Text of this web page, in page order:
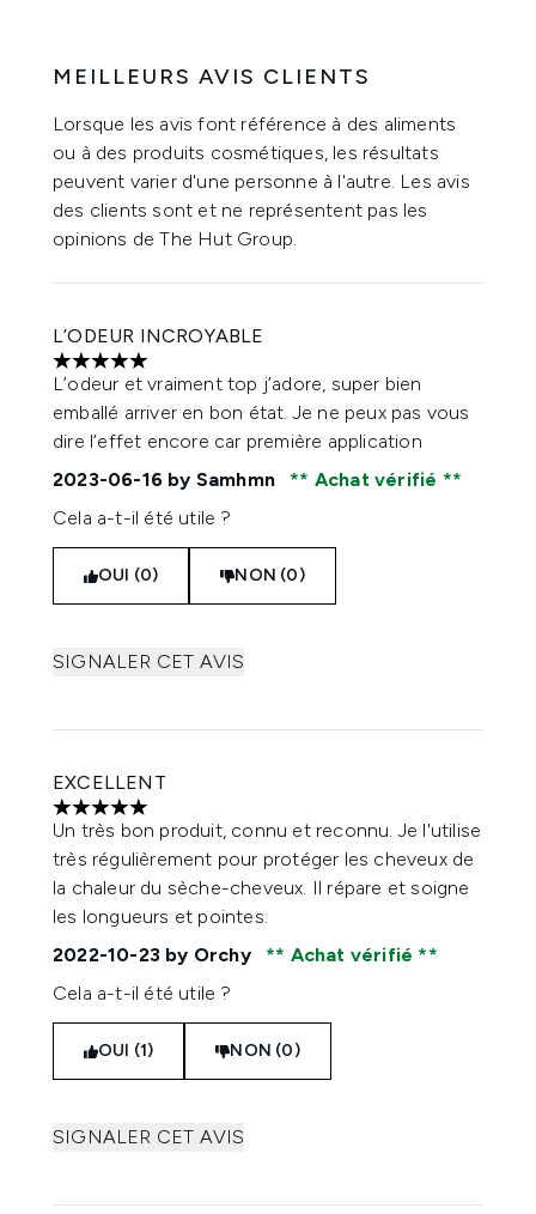
MEILLEURS AVIS CLIENTS
Lorsque les avis font référence à des aliments
ou à des produits cosmétiques, les résultats
peuvent varier d'une personne à l'autre. Les avis
des clients sont et ne représentent pas les
opinions de The Hut Group.
L’ODEUR INCROYABLE
5 étoiles sur un maximum de 5
L’odeur et vraiment top j’adore, super bien
emballé arriver en bon état. Je ne peux pas vous
dire l’effet encore car première application
2023-06-16 by Samhmn
Achat vérifié
Cela a-t-il été utile ?
OUI (0) NON (0)
SIGNALER CET AVIS
EXCELLENT
5 étoiles sur un maximum de 5
Un très bon produit, connu et reconnu. Je l'utilise
très régulièrement pour protéger les cheveux de
la chaleur du sèche-cheveux. Il répare et soigne
les longueurs et pointes.
2022-10-23 by Orchy
Achat vérifié
Cela a-t-il été utile ?
OUI (1) NON (0)
SIGNALER CET AVIS